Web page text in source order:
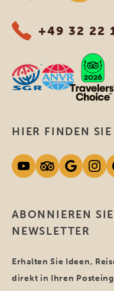
+49 32 22
ABONNIEREN
NEWSLETTER
Erhalten Sie Ideen,
direkt in Ihren
HIER FINDEN SIE